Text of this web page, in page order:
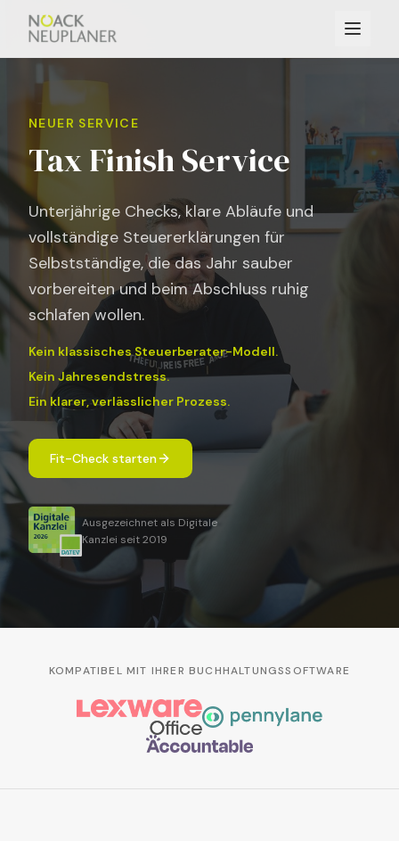
NEUER SERVICE
Tax Finish Service
Unterjährige Checks, klare Abläufe und
vollständige Steuererklärungen für
Selbstständige, die das Jahr sauber
vorbereiten und beim Abschluss ruhig
schlafen wollen.
Kein klassisches Steuerberater-Modell.
Kein Jahresendstress.
Ein klarer, verlässlicher Prozess.
Fit-Check starten
Ausgezeichnet als Digitale
Kanzlei seit 2019
KOMPATIBEL MIT IHRER BUCHHALTUNGSSOFTWARE